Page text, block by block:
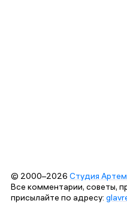
© 2000–2026 Студия
Все комментарии, советы,
присылайте по адресу: